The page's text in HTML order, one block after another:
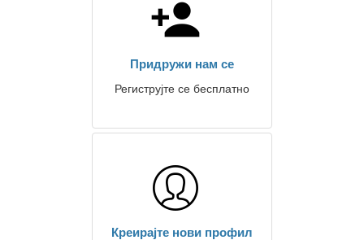
Придружи нам се
Региструјте се бесплатно
Креирајте нови профил